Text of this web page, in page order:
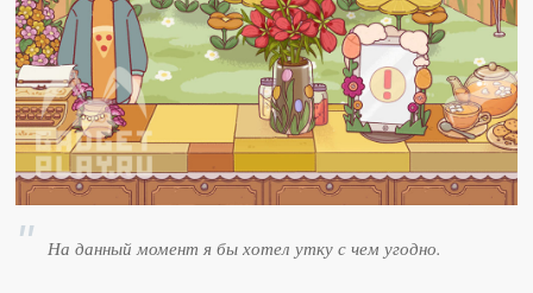
На данный момент я бы хотел утку с чем угодно.